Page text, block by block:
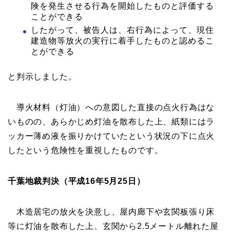
険を発生させる行為を開始したものと評価する
ことができる
したがって、被告人は、右行為によって、現住
建造物等放火の実行に着手したものと認めるこ
とができる
と判示しました。
導火材料（灯油）への意図した直接の点火行為はな
いものの、あらかじめ灯油を散布した上、紙類にはラ
ッカー薄め液を振りかけていたという状況の下に点火
したという危険性を重視したものです。
千葉地裁判決（平成16年5月25日）
木造居宅の放火を決意し、屋内廊下や玄関板張り床
等に灯油を散布した上、玄関から2.5メートル離れた屋